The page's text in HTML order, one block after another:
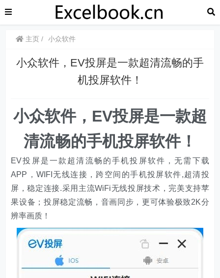
主页 小众软件
​​小众软件，EV投屏是一款超清流畅的手
机投屏软件！
​​小众软件，EV投屏是一款超
清流畅的手机投屏软件！
EV投屏是一款超清流畅的手机投屏软件，无需下载
APP，WIFI无线连接，跨空间的手机投屏软件,超清投
屏，稳定连接.采用主流WiFi无线投屏技术，完美支持苹
果设备；投屏稳定流畅，音画同步，更可体验极致2K分
辨率画质！